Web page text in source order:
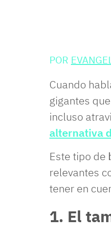
POR
Cuando
gigantes
incluso
alternativa
Este tipo de
relevantes
tener en
1. El